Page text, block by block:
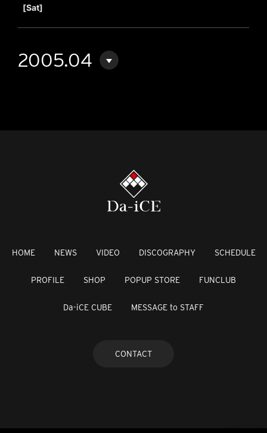
[Sat]
2005.04
HOME NEWS VIDEO DISCOGRAPHY SCHEDULE
PROFILE SHOP POPUP STORE FUNCLUB
Da-iCE CUBE MESSAGE to STAFF
CONTACT